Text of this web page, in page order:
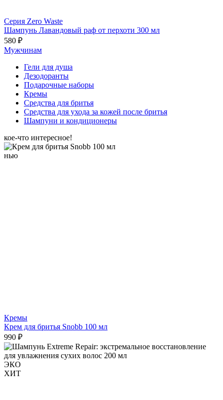
Серия Zero Waste
Шампунь Лавандовый раф от перхоти 300 мл
580 ₽
Мужчинам
Гели для душа
Дезодоранты
Подарочные наборы
Кремы
Средства для бритья
Средства для ухода за кожей после бритья
Шампуни и кондиционеры
кое-что интересное!
нью
Кремы
Крем для бритья Snobb 100 мл
990 ₽
ЭКО
ХИТ